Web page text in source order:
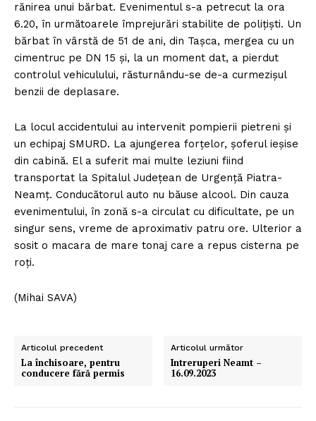
rănirea unui bărbat. Evenimentul s-a petrecut la ora
6.20, în următoarele împrejurări stabilite de poliţişti. Un
bărbat în vârstă de 51 de ani, din Taşca, mergea cu un
cimentruc pe DN 15 şi, la un moment dat, a pierdut
controlul vehiculului, răsturnându-se de-a curmezişul
benzii de deplasare.
La locul accidentului au intervenit pompierii pietreni şi
un echipaj SMURD. La ajungerea forţelor, şoferul ieşise
din cabină. El a suferit mai multe leziuni fiind
transportat la Spitalul Judeţean de Urgenţă Piatra-
Neamţ. Conducătorul auto nu băuse alcool. Din cauza
evenimentului, în zonă s-a circulat cu dificultate, pe un
singur sens, vreme de aproximativ patru ore. Ulterior a
sosit o macara de mare tonaj care a repus cisterna pe
roţi.
(Mihai SAVA)
Articolul precedent
La închisoare, pentru
conducere fără permis
Articolul următor
Intreruperi Neamt –
16.09.2023